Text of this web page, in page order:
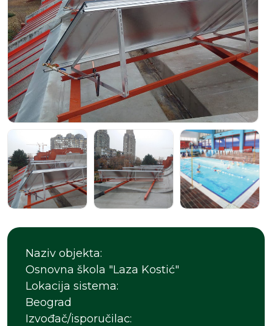
Naziv objekta:
Osnovna škola "Laza Kostić"
Lokacija sistema:
Beograd
Izvođač/isporučilac: